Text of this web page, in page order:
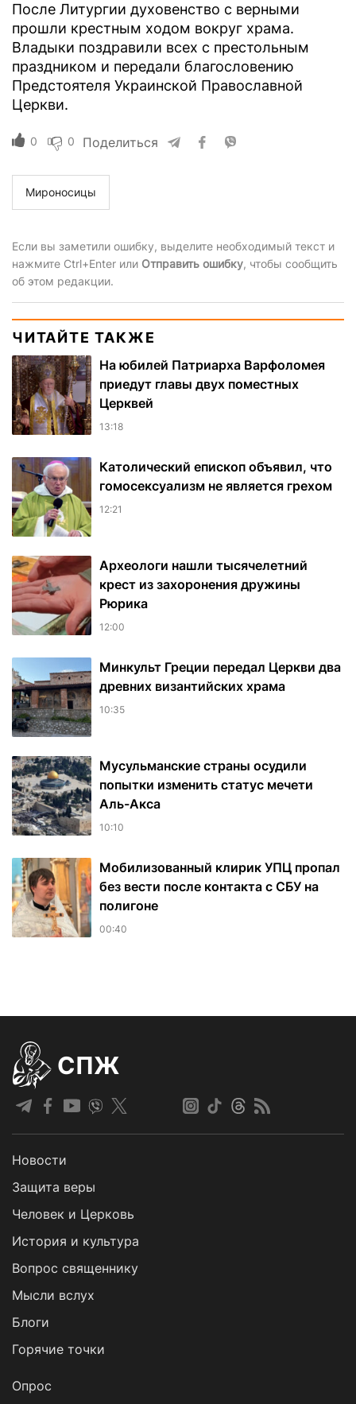
После Литургии духовенство с верными
прошли крестным ходом вокруг храма.
Владыки поздравили всех с престольным
праздником и передали благословению
Предстоятеля Украинской Православной
Церкви.
0 0 Поделиться
Мироносицы
Если вы заметили ошибку, выделите необходимый текст и
нажмите Ctrl+Enter или Отправить ошибку, чтобы сообщить
об этом редакции.
ЧИТАЙТЕ ТАКЖЕ
На юбилей Патриарха Варфоломея
приедут главы двух поместных
Церквей
13:18
Католический епископ объявил, что
гомосексуализм не является грехом
12:21
Археологи нашли тысячелетний
крест из захоронения дружины
Рюрика
12:00
Минкульт Греции передал Церкви два
древних византийских храма
10:35
Мусульманские страны осудили
попытки изменить статус мечети
Аль-Акса
10:10
Мобилизованный клирик УПЦ пропал
без вести после контакта с СБУ на
полигоне
00:40
СПЖ
Новости
Защита веры
Человек и Церковь
История и культура
Вопрос священнику
Мысли вслух
Блоги
Горячие точки
Опрос